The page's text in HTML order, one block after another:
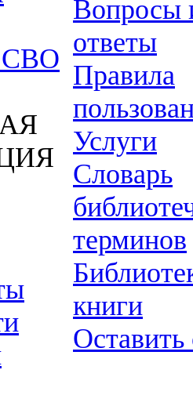
СВО
Вопросы
ответы
Правила
Услуги
Словарь
терминов
книги
Оставить